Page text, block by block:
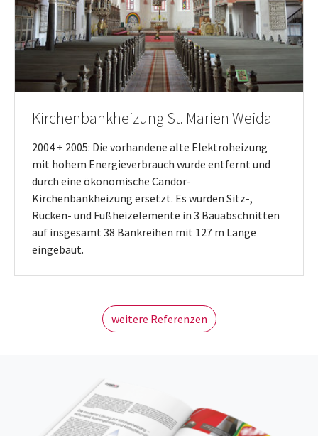
Kirchenbankheizung St. Marien Weida
2004 + 2005: Die vorhandene alte Elektroheizung
mit hohem Energieverbrauch wurde entfernt und
durch eine ökonomische Candor-
Kirchenbankheizung ersetzt. Es wurden Sitz-,
Rücken- und Fußheizelemente in 3 Bauabschnitten
auf insgesamt 38 Bankreihen mit 127 m Länge
eingebaut.
weitere Referenzen